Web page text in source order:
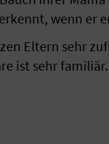
wenn er
Eltern sehr
ist sehr